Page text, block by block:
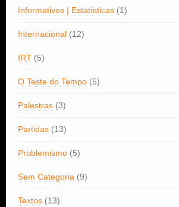
Informativos | Estatísticas (1)
Internacional (12)
IRT (5)
O Teste do Tempo (5)
Palestras (3)
Partidas (13)
Problemismo (5)
Sem Categoria (9)
Textos (13)